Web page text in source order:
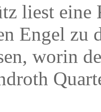
liest
Engel zu
worin